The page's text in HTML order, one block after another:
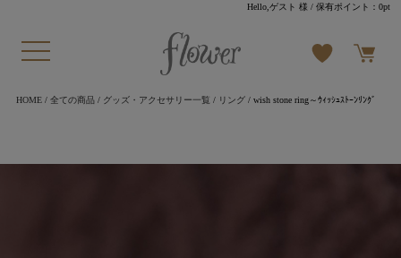
Hello,ゲスト 様 / 保有ポイント：0pt
HOME/ 全ての商品/ グッズ・アクセサリー一覧 / リング/ wish stone ring～ｳｨｯｼｭｽﾄｰﾝﾘﾝｸﾞ